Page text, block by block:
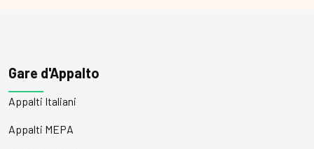
Gare d'Appalto
Appalti Italiani
Appalti MEPA